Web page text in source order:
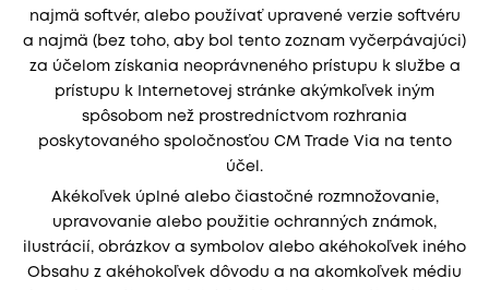
najmä softvér, alebo používať upravené verzie softvéru
a najmä (bez toho, aby bol tento zoznam vyčerpávajúci)
za účelom získania neoprávneného prístupu k službe a
prístupu k Internetovej stránke akýmkoľvek iným
spôsobom než prostredníctvom rozhrania
poskytovaného spoločnosťou CM Trade Via na tento
účel.
Akékoľvek úplné alebo čiastočné rozmnožovanie,
upravovanie alebo použitie ochranných známok,
ilustrácií, obrázkov a symbolov alebo akéhokoľvek iného
Obsahu z akéhokoľvek dôvodu a na akomkoľvek médiu